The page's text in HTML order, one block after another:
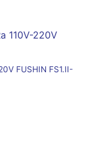
FUSHIN FS1.II-